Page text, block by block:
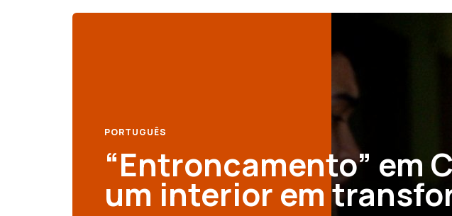
PORTUGUÊS
“Entroncamento” em
um interior em